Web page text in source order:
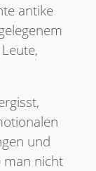
antike
und
man nicht